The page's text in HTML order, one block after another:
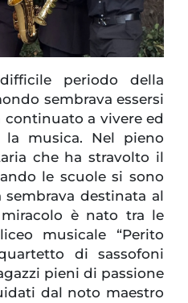
periodo della
sembrava essersi
a vivere ed
musica. Nel pieno
che ha stravolto il
le scuole si sono
destinata al
è nato tra le
musicale “Perito
di sassofoni
pieni di passione
dal noto maestro